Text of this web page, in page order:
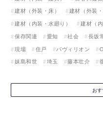
建材（外装・床）
建材（外装・
建材（内装・水廻り）
建材（内
保存関連
愛知 社会 長坂
現場
住戸 パヴィリオン
妹島和世
埼玉 藤本壮介
お